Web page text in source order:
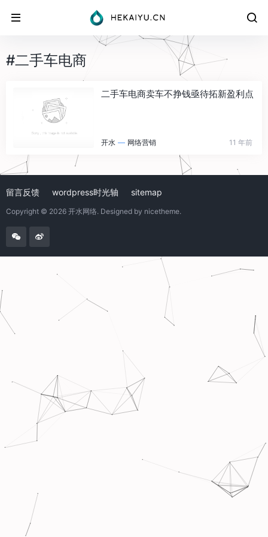
#二手车电商
二手车电商卖车不挣钱亟待拓新盈利点
开水 — 网络营销 11 年前
留言反馈 wordpress时光轴 sitemap
Copyright © 2026 开水网络. Designed by nicetheme.